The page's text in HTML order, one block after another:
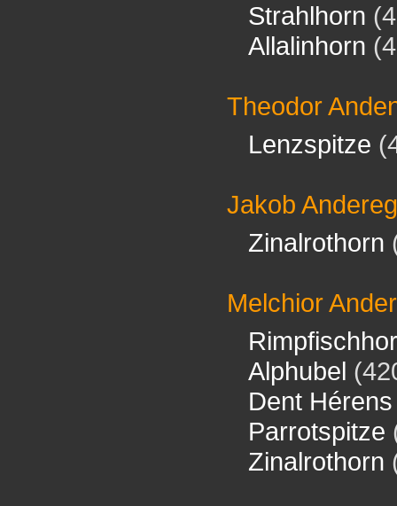
Strahlhorn
Allalinhorn
Theodor
Lenzspitze
Jakob
Zinalrothorn
Melchior
Alphubel
Dent Hérens
Parrotspitze
Zinalrothorn